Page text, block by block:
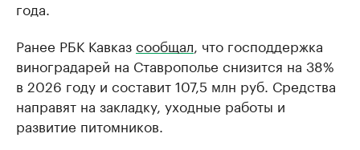
года.
Ранее РБК Кавказсообщал , что господдержка
виноградарей на Ставрополье снизится на 38%
в 2026 году и составит 107,5 млн руб. Средства
направят на закладку, уходные работы и
развитие питомников.